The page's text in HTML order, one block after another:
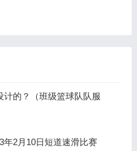
计的？（班级篮球队队服
年2月10日短道速滑比赛